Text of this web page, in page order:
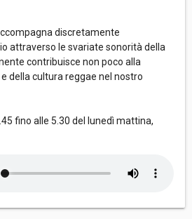
discretamente
attraverso le svariate sonorità della
contribuisce non poco alla
della cultura reggae nel nostro
fino alle 5.30 del lunedì mattina,